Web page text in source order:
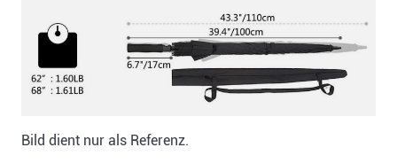
Bild dient nur als Referenz.